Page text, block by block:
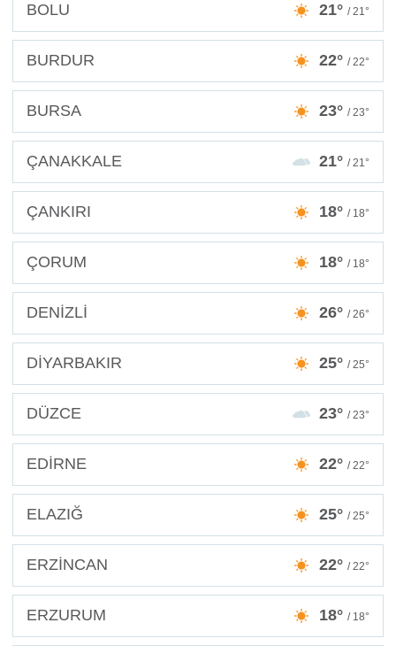
BOLU 21° / 21°
BURDUR 22° / 22°
BURSA 23° / 23°
ÇANAKKALE 21° / 21°
ÇANKIRI 18° / 18°
ÇORUM 18° / 18°
DENİZLİ 26° / 26°
DİYARBAKIR 25° / 25°
DÜZCE 23° / 23°
EDİRNE 22° / 22°
ELAZIĞ 25° / 25°
ERZİNCAN 22° / 22°
ERZURUM 18° / 18°